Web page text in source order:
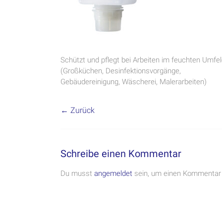
Schützt und pflegt bei Arbeiten im feuchten
(Großküchen, Desinfektionsvorgänge,
Gebäudereinigung, Wäscherei, Malerarbeiten)
← Zurück
Schreibe einen Kommentar
Du musst angemeldet sein, um einen